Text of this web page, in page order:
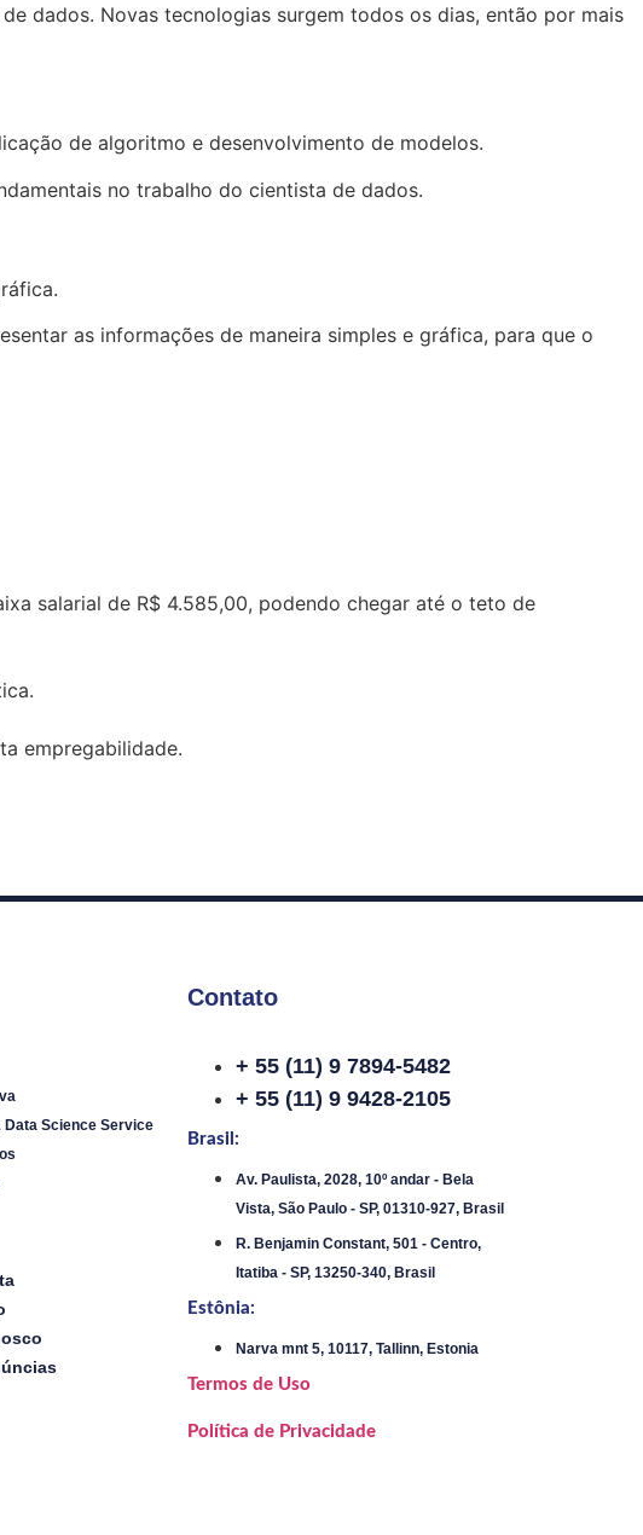
dados. Novas tecnologias surgem todos os dias, então por mais
de algoritmo e desenvolvimento de modelos.
no trabalho do cientista de dados.
as informações de maneira simples e gráfica, para que o
salarial de R$ 4.585,00, podendo chegar até o teto de
empregabilidade.
Science Service
Contato
+ 55 (11) 9 7894-5482
+ 55 (11) 9 9428-2105
Brasil:
Av. Paulista, 2028, 10º andar - Bela
Vista, São Paulo - SP, 01310-927, Brasil
R. Benjamin Constant, 501 - Centro,
Itatiba - SP, 13250-340, Brasil
Estônia:
Narva mnt 5, 10117, Tallinn, Estonia
Termos de Uso
Política de Privacidade